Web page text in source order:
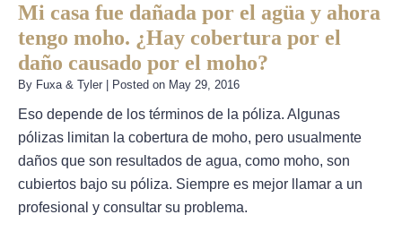
Mi casa fue dañada por el agüa y ahora
tengo moho. ¿Hay cobertura por el
daño causado por el moho?
By Fuxa & Tyler Posted on May 29, 2016
Eso depende de los términos de la póliza. Algunas
pólizas limitan la cobertura de moho, pero usualmente
daños que son resultados de agua, como moho, son
cubiertos bajo su póliza. Siempre es mejor llamar a un
profesional y consultar su problema.